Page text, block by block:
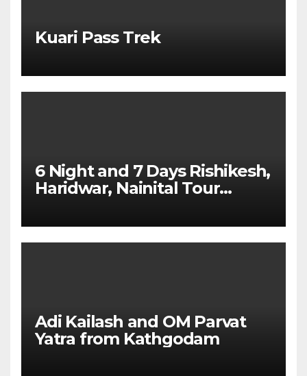
Kuari Pass Trek
6 Night and 7 Days Rishikesh,
Haridwar, Nainital Tour
Adi Kailash and OM Parvat
Yatra from Kathgodam